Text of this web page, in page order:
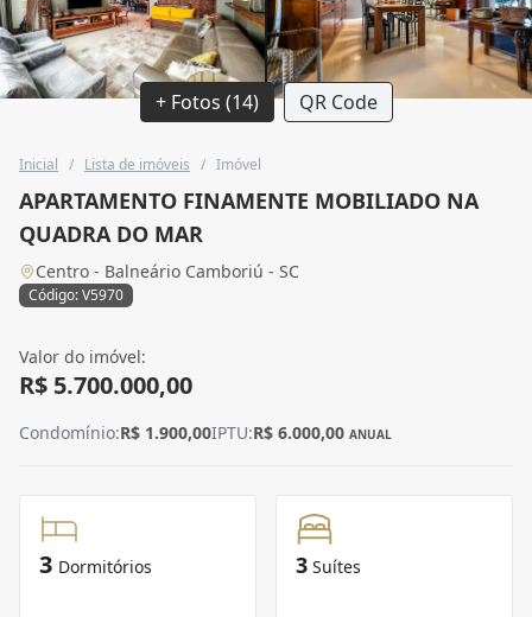
+ Fotos (14) QR Code
Inicial / Lista de imóveis / Imóvel
APARTAMENTO FINAMENTE MOBILIADO NA
QUADRA DO MAR
Centro - Balneário Camboriú - SC
Código: V5970
Valor do imóvel:
R$ 5.700.000,00
Condomínio:R$ 1.900,00IPTU:R$ 6.000,00 ANUAL
3 Dormitórios 3 Suítes